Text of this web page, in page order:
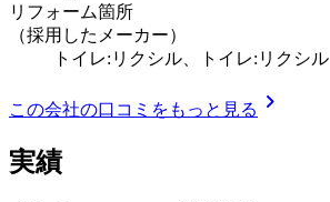
リフォーム箇所
（採用したメーカー）
トイレ:リクシル、トイレ:リクシル
この会社の口コミをもっと見る chevron_right
実績